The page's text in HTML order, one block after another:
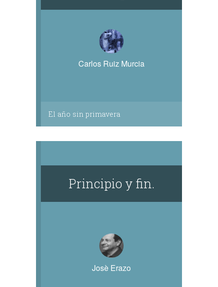
Carlos Ruiz Murcia
El año sin primavera
Principio y fin.
Josè Erazo